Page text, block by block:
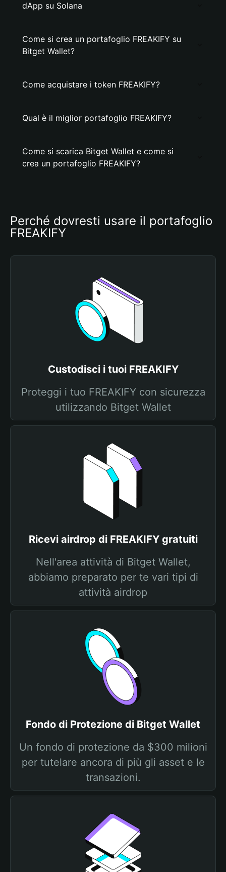
dApp su Solana
Come si crea un portafoglio FREAKIFY su
Bitget Wallet?
Come acquistare i token FREAKIFY?
Qual è il miglior portafoglio FREAKIFY?
Come si scarica Bitget Wallet e come si
crea un portafoglio FREAKIFY?
Perché dovresti usare il portafoglio
FREAKIFY
Custodisci i tuoi FREAKIFY
Proteggi i tuo FREAKIFY con sicurezza
utilizzando Bitget Wallet
Ricevi airdrop di FREAKIFY gratuiti
Nell'area attività di Bitget Wallet,
abbiamo preparato per te vari tipi di
attività airdrop
Fondo di Protezione di Bitget Wallet
Un fondo di protezione da $300 milioni
per tutelare ancora di più gli asset e le
transazioni.